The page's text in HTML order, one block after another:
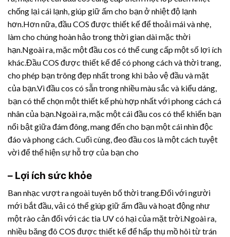
chống lại cái lạnh, giúp giữ ấm cho bạn ở nhiệt độ lạnh
hơn.Hơn nữa, đầu COS được thiết kế để thoải mái và nhẹ,
làm cho chúng hoàn hảo trong thời gian dài mặc thời
hạn.Ngoài ra, mặc một đầu cos có thể cung cấp một số lợi ích
khác.Đầu COS được thiết kế để có phong cách và thời trang,
cho phép bạn trông đẹp nhất trong khi bảo vệ đầu và mặt
của bạn.Vì đầu cos có sẵn trong nhiều màu sắc và kiểu dáng,
bạn có thể chọn một thiết kế phù hợp nhất với phong cách cá
nhân của bạn.Ngoài ra, mặc một cái đầu cos có thể khiến bạn
nổi bật giữa đám đông, mang đến cho bạn một cái nhìn độc
đáo và phong cách. Cuối cùng, đeo đầu cos là một cách tuyệt
vời để thể hiện sự hỗ trợ của bạn cho
– Lợi ích sức khỏe
Ban nhạc vượt ra ngoài tuyên bố thời trang.Đối với người
mới bắt đầu, vải có thể giúp giữ ấm đầu và hoạt động như
một rào cản đối với các tia UV có hại của mặt trời.Ngoài ra,
nhiều băng đô COS được thiết kế để hấp thụ mồ hôi từ trán